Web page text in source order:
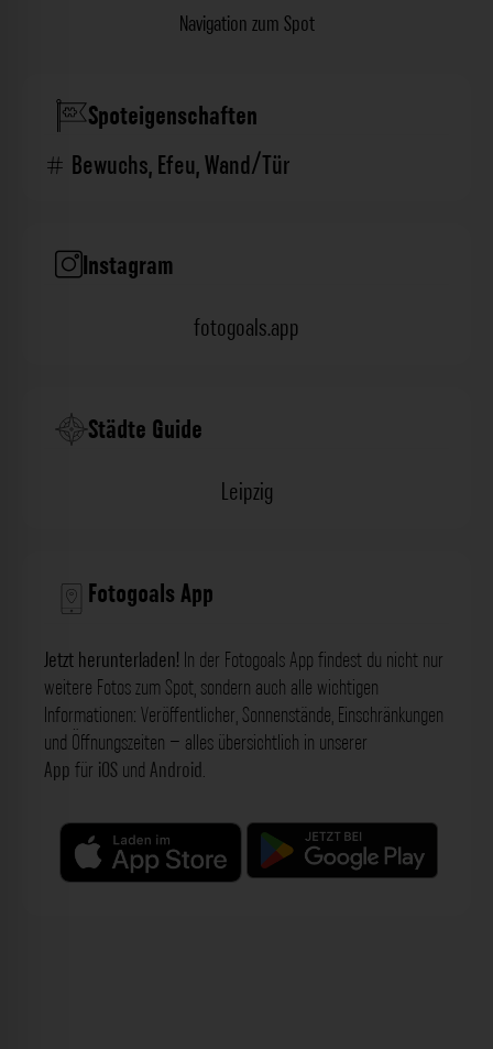
Navigation zum Spot
Spoteigenschaften
Bewuchs,Efeu,Wand/Tür
Instagram
fotogoals.app
Städte Guide
Leipzig
Fotogoals App
Jetzt herunterladen! In der Fotogoals App findest du nicht nur
weitere Fotos zum Spot, sondern auch alle wichtigen
Informationen: Veröffentlicher, Sonnenstände, Einschränkungen
und Öffnungszeiten – alles übersichtlich in unserer
App für iOS und Android.